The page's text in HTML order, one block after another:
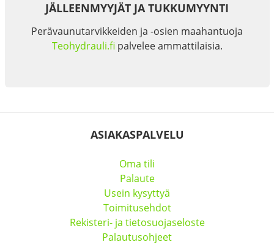
JÄLLEENMYYJÄT JA TUKKUMYYNTI
Perävaunutarvikkeiden ja -osien maahantuoja
Teohydrauli.fi palvelee ammattilaisia.
ASIAKASPALVELU
Oma tili
Palaute
Usein kysyttyä
Toimitusehdot
Rekisteri- ja tietosuojaseloste
Palautusohjeet